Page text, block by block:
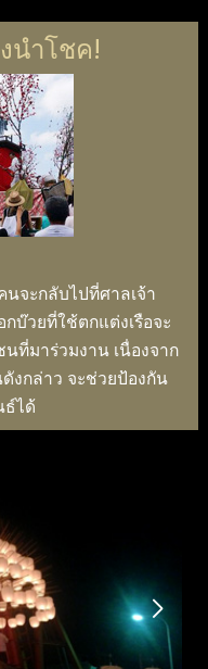
นำโชค!
นจะกลับไปที่ศาลเจ้า
บ๊วยที่ใช้ตกแต่งเรือจะ
ที่มาร่วมงาน เนื่องจาก
งกล่าว จะช่วยป้องกัน
ธ์ได้